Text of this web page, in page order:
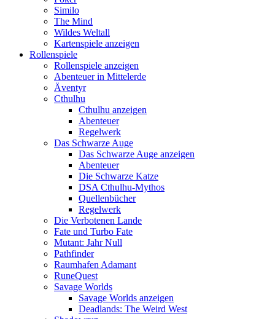
Similo
The Mind
Wildes Weltall
Kartenspiele anzeigen
Rollenspiele
Rollenspiele anzeigen
Abenteuer in Mittelerde
Äventyr
Cthulhu
Cthulhu anzeigen
Abenteuer
Regelwerk
Das Schwarze Auge
Das Schwarze Auge anzeigen
Abenteuer
Die Schwarze Katze
DSA Cthulhu-Mythos
Quellenbücher
Regelwerk
Die Verbotenen Lande
Fate und Turbo Fate
Mutant: Jahr Null
Pathfinder
Raumhafen Adamant
RuneQuest
Savage Worlds
Savage Worlds anzeigen
Deadlands: The Weird West